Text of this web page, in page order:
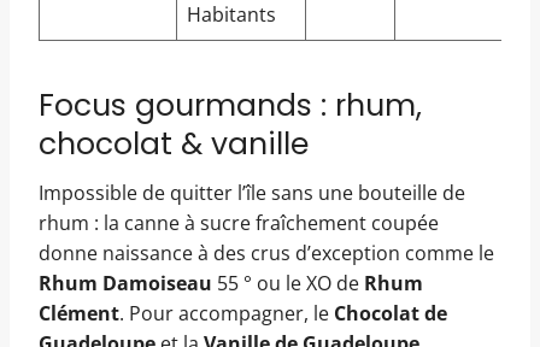
Habitants
Focus gourmands : rhum,
chocolat & vanille
Impossible de quitter l’île sans une bouteille de
rhum : la canne à sucre fraîchement coupée
donne naissance à des crus d’exception comme le
Rhum Damoiseau 55 ° ou le XO de Rhum
Clément. Pour accompagner, le Chocolat de